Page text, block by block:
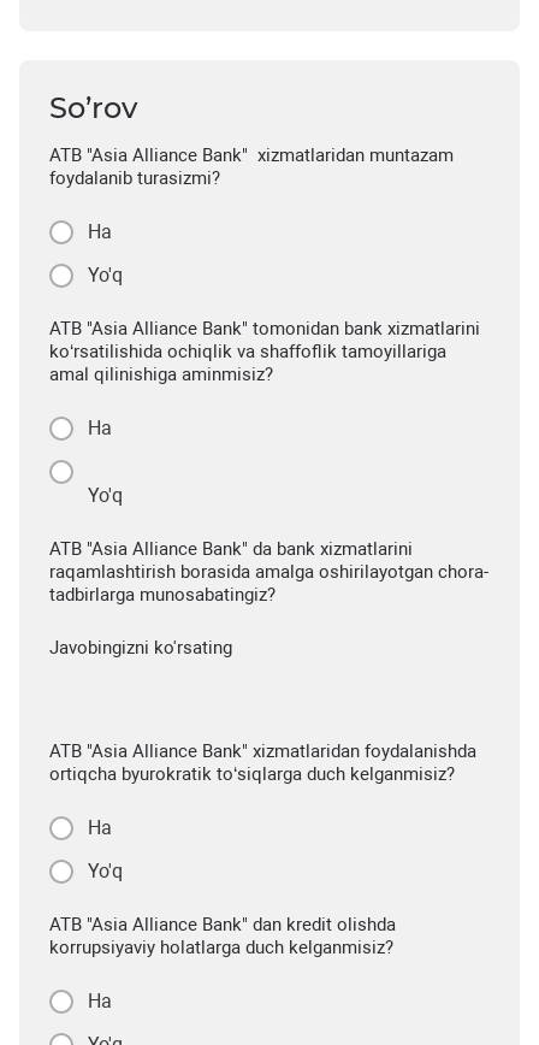
So’rov
ATB "Asia Alliance Bank" xizmatlaridan muntazam
foydalanib turasizmi?
Ha
Yo'q
ATB "Asia Alliance Bank" tomonidan bank xizmatlarini
ko‘rsatilishida ochiqlik va shaffoflik tamoyillariga
amal qilinishiga aminmisiz?
Ha
Yo'q
ATB "Asia Alliance Bank" da bank xizmatlarini
raqamlashtirish borasida amalga oshirilayotgan chora-
tadbirlarga munosabatingiz?
Javobingizni ko'rsating
ATB "Asia Alliance Bank" xizmatlaridan foydalanishda
ortiqcha byurokratik to‘siqlarga duch kelganmisiz?
Ha
Yo'q
ATB "Asia Alliance Bank" dan kredit olishda
korrupsiyaviy holatlarga duch kelganmisiz?
Ha